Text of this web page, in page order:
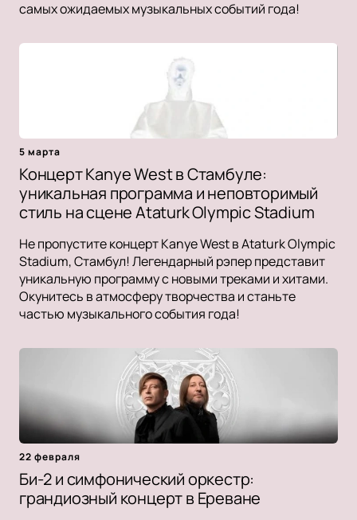
самых ожидаемых музыкальных событий года!
5 марта
Концерт Kanye West в Стамбуле:
уникальная программа и неповторимый
стиль на сцене Ataturk Olympic Stadium
Не пропустите концерт Kanye West в Ataturk Olympic
Stadium, Стамбул! Легендарный рэпер представит
уникальную программу с новыми треками и хитами.
Окунитесь в атмосферу творчества и станьте
частью музыкального события года!
22 февраля
Би-2 и симфонический оркестр:
грандиозный концерт в Ереване